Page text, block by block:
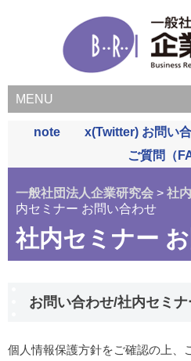
MENU
note x(Twitter) お問い
ご質問（
一般社団法人企業研究会 > 社
内セミナー お問い合わせ
社内セミナー
お問い合わせ/社内セミナ
個人情報保護方針をご確認の上、